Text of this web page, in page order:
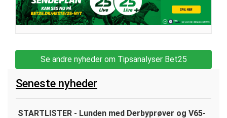
Se andre nyheder om Tipsanalyser Bet25
Seneste nyheder
STARTLISTER - Lunden med Derbyprøver og V65-